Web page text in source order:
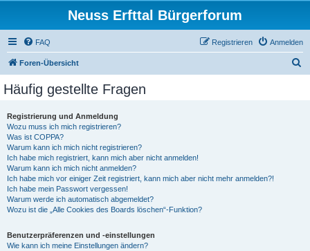
Neuss Erfttal Bürgerforum
FAQ Anmelden
Registrieren
Foren-Übersicht
Häufig gestellte Fragen
Registrierung und Anmeldung
Wozu muss ich mich registrieren?
Was ist COPPA?
Warum kann ich mich nicht registrieren?
Ich habe mich registriert, kann mich aber nicht anmelden!
Warum kann ich mich nicht anmelden?
Ich habe mich vor einiger Zeit registriert, kann mich aber nicht mehr anmelden?!
Ich habe mein Passwort vergessen!
Warum werde ich automatisch abgemeldet?
Wozu ist die „Alle Cookies des Boards löschen“-Funktion?
Benutzerpräferenzen und -einstellungen
Wie kann ich meine Einstellungen ändern?